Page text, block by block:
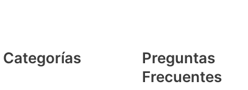
Categorías
Preguntas
Frecuentes